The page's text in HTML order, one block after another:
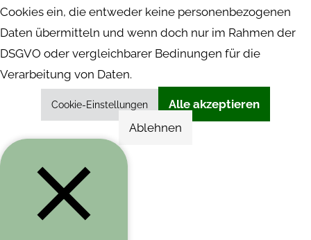
Cookies ein, die entweder keine personenbezogenen
Daten übermitteln und wenn doch nur im Rahmen der
DSGVO oder vergleichbarer Bedinungen für die
Verarbeitung von Daten.
Cookie-Einstellungen
Alle akzeptieren
Ablehnen